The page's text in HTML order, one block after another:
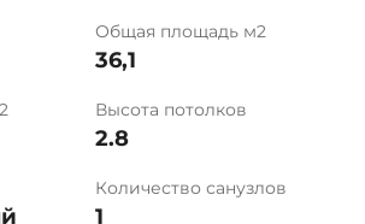
Общая площадь м2
36,1
Высота потолков
2.8
Количество санузлов
1